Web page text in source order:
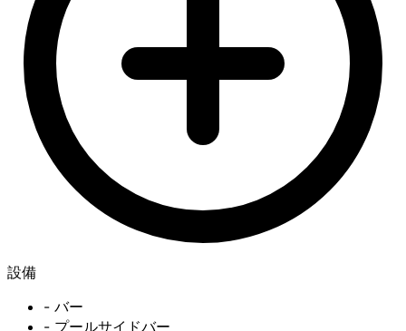
設備
- バー
- プールサイドバー